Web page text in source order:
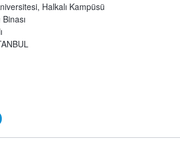
Halkalı Kampüsü
Halkalı